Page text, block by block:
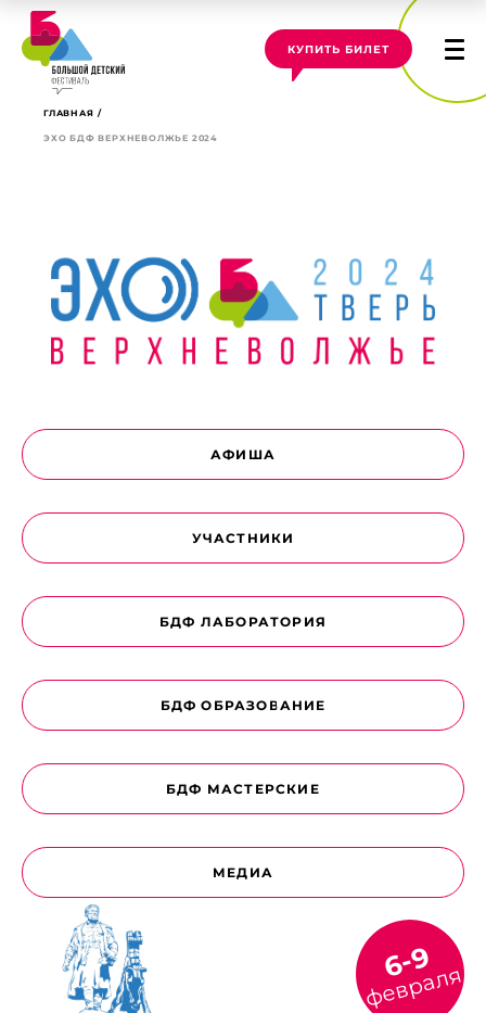
КУПИТЬ БИЛЕТ
ГЛАВНАЯ
ЭХО БДФ ВЕРХНЕВОЛЖЬЕ 2024
АФИША
УЧАСТНИКИ
БДФ ЛАБОРАТОРИЯ
БДФ ОБРАЗОВАНИЕ
БДФ МАСТЕРСКИЕ
МЕДИА
6-9
февраля